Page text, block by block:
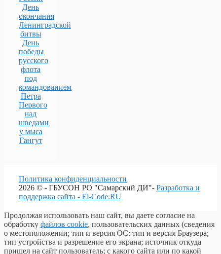
День
окончания
Ленинградской
битвы
День
победы
русского
флота
под
командованием
Петра
Первого
над
шведами
у мыса
Гангут
Политика конфиденциальности
2026 © - ГБУСОН РО "Самарский ДИ"- Разработка и
поддержка сайта - El-Code.RU
Продолжая использовать наш сайт, вы даете согласие на
обработку файлов cookie, пользовательских данных (сведения
о местоположении; тип и версия ОС; тип и версия Браузера;
тип устройства и разрешение его экрана; источник откуда
пришел на сайт пользователь; с какого сайта или по какой